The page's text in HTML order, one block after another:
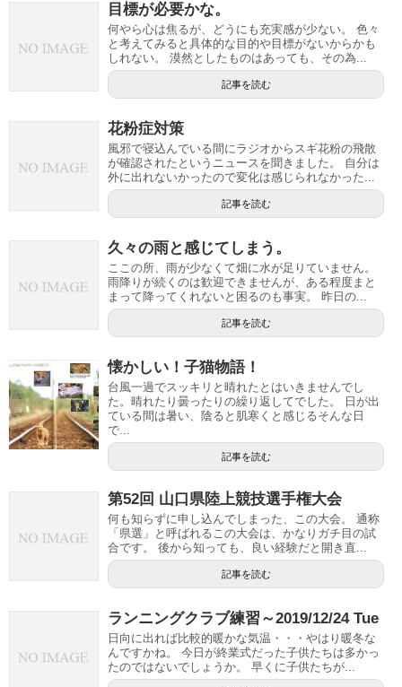
目標が必要かな。
何やら心は焦るが、どうにも充実感が少ない。 色々
と考えてみると具体的な目的や目標がないからかも
しれない。 漠然としたものはあっても、その為...
記事を読む
花粉症対策
風邪で寝込んでいる間にラジオからスギ花粉の飛散
が確認されたというニュースを聞きました。 自分は
外に出れないかったので変化は感じられなかった...
記事を読む
久々の雨と感じてしまう。
ここの所、雨が少なくて畑に水が足りていません。
雨降りが続くのは歓迎できませんが、ある程度まと
まって降ってくれないと困るのも事実。 昨日の...
記事を読む
懐かしい！子猫物語！
台風一過でスッキリと晴れたとはいきませんでし
た。晴れたり曇ったりの繰り返してでした。 日が出
ている間は暑い、陰ると肌寒くと感じるそんな日
で...
記事を読む
第52回 山口県陸上競技選手権大会
何も知らずに申し込んでしまった、この大会。 通称
「県選」と呼ばれるこの大会は、かなりガチ目の試
合です。 後から知っても、良い経験だと開き直...
記事を読む
ランニングクラブ練習～2019/12/24 Tue
日向に出れば比較的暖かな気温・・・やはり暖冬な
んですかね。 今日が終業式だった子供たちは多かっ
たのではないでしょうか。 早くに子供たちが...